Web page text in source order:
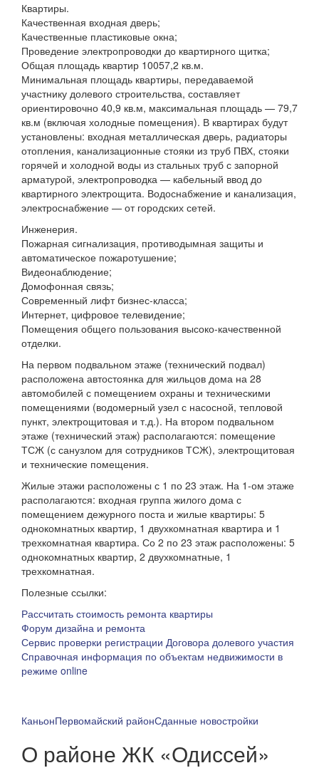
Квартиры.
Качественная входная дверь;
Качественные пластиковые окна;
Проведение электропроводки до квартирного щитка;
Общая площадь квартир 10057,2 кв.м.
Минимальная площадь квартиры, передаваемой
участнику долевого строительства, составляет
ориентировочно 40,9 кв.м, максимальная площадь — 79,7
кв.м (включая холодные помещения). В квартирах будут
установлены: входная металлическая дверь, радиаторы
отопления, канализационные стояки из труб ПВХ, стояки
горячей и холодной воды из стальных труб с запорной
арматурой, электропроводка — кабельный ввод до
квартирного электрощита. Водоснабжение и канализация,
электроснабжение — от городских сетей.
Инженерия.
Пожарная сигнализация, противодымная защиты и
автоматическое пожаротушение;
Видеонаблюдение;
Домофонная связь;
Современный лифт бизнес-класса;
Интернет, цифровое телевидение;
Помещения общего пользования высоко-качественной
отделки.
На первом подвальном этаже (технический подвал)
расположена автостоянка для жильцов дома на 28
автомобилей с помещением охраны и техническими
помещениями (водомерный узел с насосной, тепловой
пункт, электрощитовая и т.д.). На втором подвальном
этаже (технический этаж) располагаются: помещение
ТСЖ (с санузлом для сотрудников ТСЖ), электрощитовая
и технические помещения.
Жилые этажи расположены с 1 по 23 этаж. На 1-ом этаже
располагаются: входная группа жилого дома с
помещением дежурного поста и жилые квартиры: 5
однокомнатных квартир, 1 двухкомнатная квартира и 1
трехкомнатная квартира. Со 2 по 23 этаж расположены: 5
однокомнатных квартир, 2 двухкомнатные, 1
трехкомнатная.
Полезные ссылки:
Рассчитать стоимость ремонта квартиры
Форум дизайна и ремонта
Сервис проверки регистрации Договора долевого участия
Справочная информация по объектам недвижимости в
режиме online
КаньонПервомайский районСданные новостройки
О районе ЖК «Одиссей»